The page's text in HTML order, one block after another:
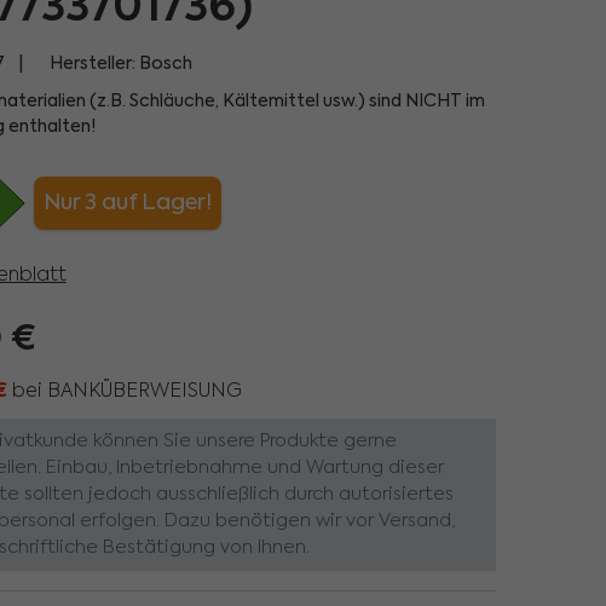
Nur 3 auf Lager!
€
bei BANKÜBERWEISUNG
(z.B. Schläuche, Kältemittel usw.) sind NICHT im
enthalten!
Hersteller: Bosch
können Sie unsere Produkte gerne
Einbau, Inbetriebnahme und Wartung dieser
sollten jedoch ausschließlich durch autorisiertes
erfolgen. Dazu benötigen wir vor Versand,
Bestätigung von Ihnen.